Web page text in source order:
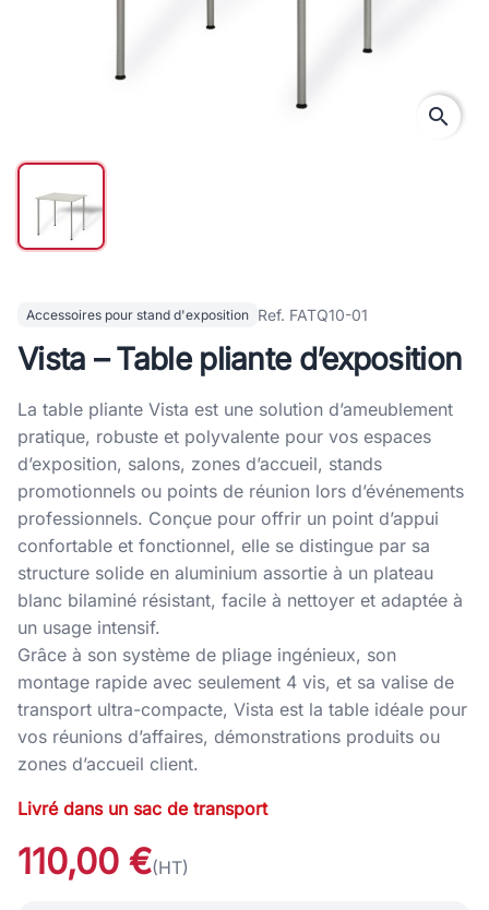
search
Accessoires pour stand d'exposition Ref. FATQ10-01
Vista – Table pliante d’exposition
La table pliante Vista est une solution d’ameublement
pratique, robuste et polyvalente pour vos espaces
d’exposition, salons, zones d’accueil, stands
promotionnels ou points de réunion lors d’événements
professionnels. Conçue pour offrir un point d’appui
confortable et fonctionnel, elle se distingue par sa
structure solide en aluminium assortie à un plateau
blanc bilaminé résistant, facile à nettoyer et adaptée à
un usage intensif.
Grâce à son système de pliage ingénieux, son
montage rapide avec seulement 4 vis, et sa valise de
transport ultra-compacte, Vista est la table idéale pour
vos réunions d’affaires, démonstrations produits ou
zones d’accueil client.
Livré dans un sac de transport
110,00 €(HT)